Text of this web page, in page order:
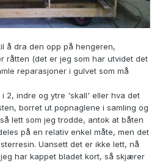
å dra den opp på hengeren,
råtten (det er jeg som har utvidet det
reparasjoner i gulvet som må
2, indre og ytre 'skall' eller hva det
borret ut popnaglene i samling og
lett som jeg trodde, antok at båten
på en relativ enkel måte, men det
Uansett det er ikke lett, nå
har kappet bladet kort, så skjærer